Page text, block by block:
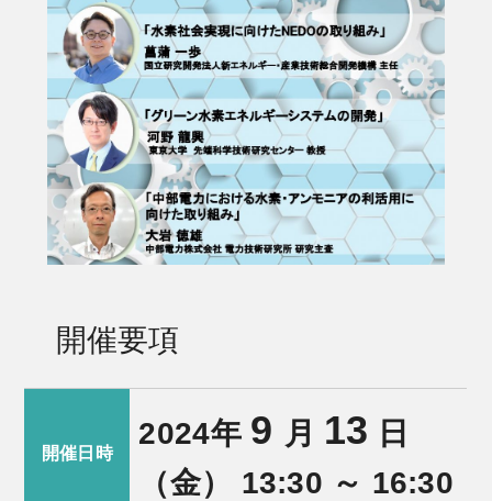
開催要項
開催日時
2024年 9 月 13 日
（金） 13:30 ～ 16:30